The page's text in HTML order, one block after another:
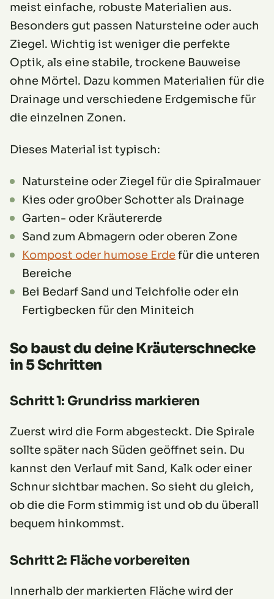
meist einfache, robuste Materialien aus.
Besonders gut passen Natursteine oder auch
Ziegel. Wichtig ist weniger die perfekte
Optik, als eine stabile, trockene Bauweise
ohne Mörtel. Dazu kommen Materialien für die
Drainage und verschiedene Erdgemische für
die einzelnen Zonen.
Dieses Material ist typisch:
Natursteine oder Ziegel für die Spiralmauer
Kies oder gro0ber Schotter als Drainage
Garten- oder Kräutererde
Sand zum Abmagern oder oberen Zone
Kompost oder humose Erdefür die unteren
Bereiche
Bei Bedarf Sand und Teichfolie oder ein
Fertigbecken für den Miniteich
So baust du deine Kräuterschnecke
in 5 Schritten
Schritt 1: Grundriss markieren
Zuerst wird die Form abgesteckt. Die Spirale
sollte später nach Süden geöffnet sein. Du
kannst den Verlauf mit Sand, Kalk oder einer
Schnur sichtbar machen. So sieht du gleich,
ob die die Form stimmig ist und ob du überall
bequem hinkommst.
Schritt 2: Fläche vorbereiten
Innerhalb der markierten Fläche wird der